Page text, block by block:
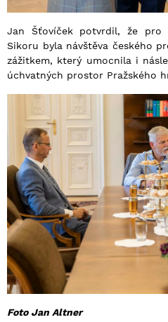
Jan Šťovíček potvrdil, že pro
Sikoru byla návštěva českého
zážitkem, který umocnila i
úchvatných prostor Pražského
Foto Jan Altner